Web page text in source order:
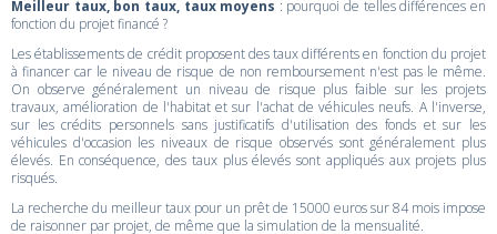
Meilleur taux, bon taux, taux moyens : pourquoi de telles différences en
fonction du projet financé ?
Les établissements de crédit proposent des taux différents en fonction du projet
à financer car le niveau de risque de non remboursement n'est pas le même.
On observe généralement un niveau de risque plus faible sur les projets
travaux, amélioration de l'habitat et sur l'achat de véhicules neufs. A l'inverse,
sur les crédits personnels sans justificatifs d'utilisation des fonds et sur les
véhicules d'occasion les niveaux de risque observés sont généralement plus
élevés. En conséquence, des taux plus élevés sont appliqués aux projets plus
risqués.
La recherche du meilleur taux pour un prêt de 15000 euros sur 84 mois impose
de raisonner par projet, de même que la simulation de la mensualité.